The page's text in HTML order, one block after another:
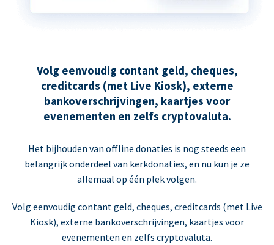
Volg eenvoudig contant geld, cheques,
creditcards (met Live Kiosk), externe
bankoverschrijvingen, kaartjes voor
evenementen en zelfs cryptovaluta.
Het bijhouden van offline donaties is nog steeds een
belangrijk onderdeel van kerkdonaties, en nu kun je ze
allemaal op één plek volgen.
Volg eenvoudig contant geld, cheques, creditcards (met Live
Kiosk), externe bankoverschrijvingen, kaartjes voor
evenementen en zelfs cryptovaluta.